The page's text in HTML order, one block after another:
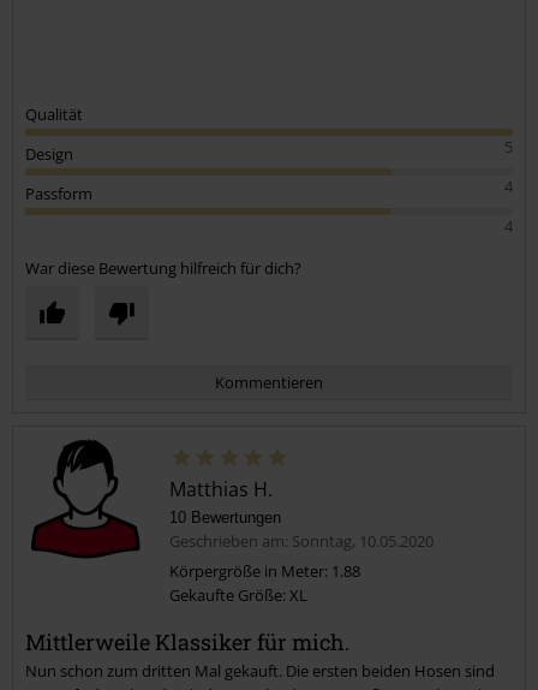
Qualität
5
Design
4
Passform
4
War diese Bewertung hilfreich für dich?
Kommentieren
Kommentar jetzt abschicken!
Matthias H.
10 Bewertungen
Geschrieben am: Sonntag, 10.05.2020
Körpergröße in Meter: 1.88
Gekaufte Größe: XL
Mittlerweile Klassiker für mich.
Nun schon zum dritten Mal gekauft. Die ersten beiden Hosen sind